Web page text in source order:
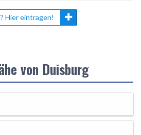
Hier eintragen!
von Duisburg